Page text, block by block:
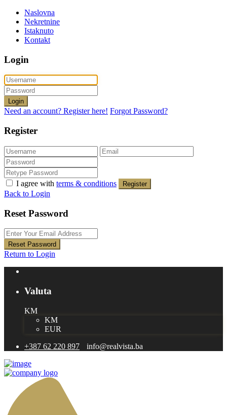
Naslovna
Nekretnine
Istaknuto
Kontakt
Login
Login
Need an account? Register here! Forgot Password?
Register
I agree with terms & conditions Register
Back to Login
Reset Password
Reset Password
Return to Login
Valuta
KM
KM
EUR
+387 62 220 897
info@realvista.ba